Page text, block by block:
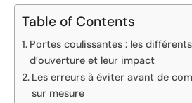
Table of Contents
Portes coulissantes : les
d’ouverture et leur impact
Les erreurs à éviter avant de
sur mesure